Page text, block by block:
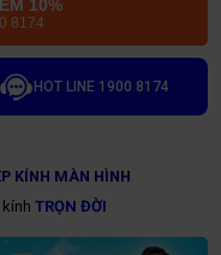
10%
8174
HOT LINE 1900 8174
KÍNH MÀN HÌNH
TRỌN ĐỜI